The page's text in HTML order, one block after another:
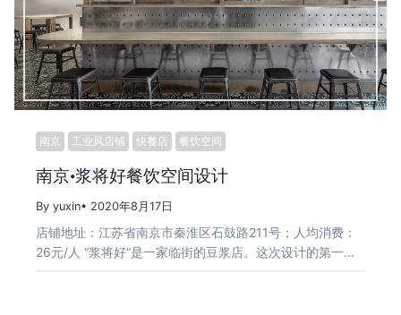
南京 工业风店铺 快餐店 餐饮空间
南京·浆将好餐饮空间设计
By yuxin• 2020年8月17日
店铺地址：江苏省南京市秦淮区石鼓路211号；人均消费：
26元/人 “浆将好”是一家临街的豆浆店。这次设计的第一…